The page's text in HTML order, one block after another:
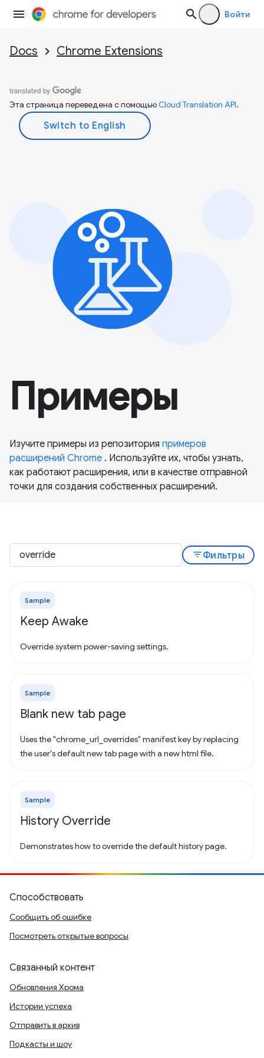
Войти
Docs Chrome Extensions
Эта страница переведена с помощьюCloud Translation API.
Примеры
Изучите примеры из репозитория примеров
расширений Chrome . Используйте их, чтобы узнать,
как работают расширения, или в качестве отправной
точки для создания собственных расширений.
filter_listФильтры
Sample
Keep Awake
Override system power-saving settings.
Sample
Blank new tab page
Uses the "chrome_url_overrides" manifest key by replacing
the user's default new tab page with a new html file.
Sample
History Override
Demonstrates how to override the default history page.
Способствовать
Сообщить об ошибке
Посмотреть открытые вопросы
Связанный контент
Обновления Хрома
Истории успеха
Отправить в архив
Подкасты и шоу